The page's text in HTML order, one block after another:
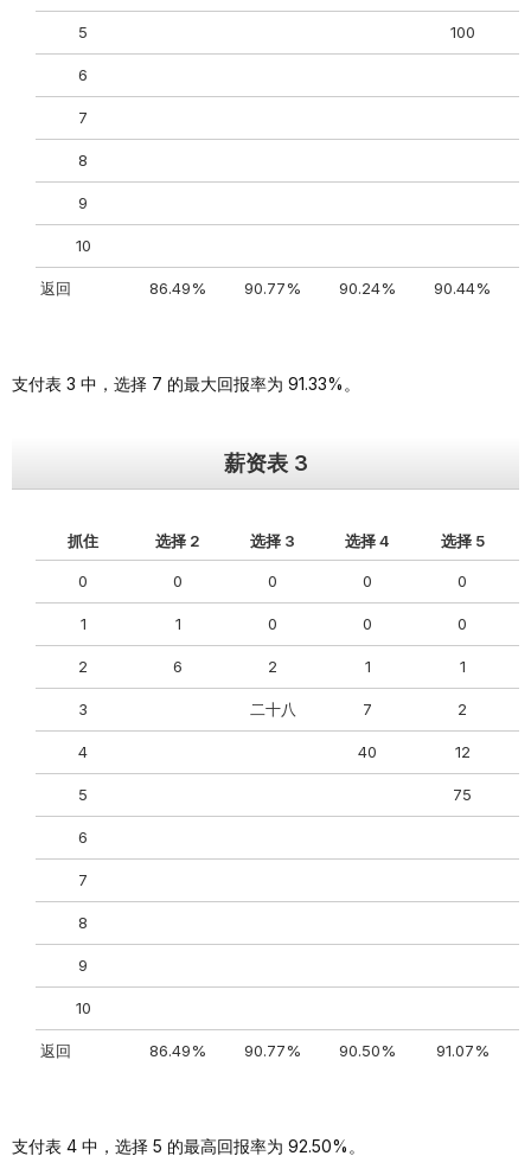
5 100
6
7
8
9
10
返回 86.49% 90.77% 90.24% 90.44%
支付表 3 中，选择 7 的最大回报率为 91.33%。
薪资表 3
抓住 选择 2 选择 3 选择 4 选择 5
0 0 0 0 0
1 1 0 0 0
2 6 2 1 1
3 二十八 7 2
4 40 12
5 75
6
7
8
9
10
返回 86.49% 90.77% 90.50% 91.07%
支付表 4 中，选择 5 的最高回报率为 92.50%。